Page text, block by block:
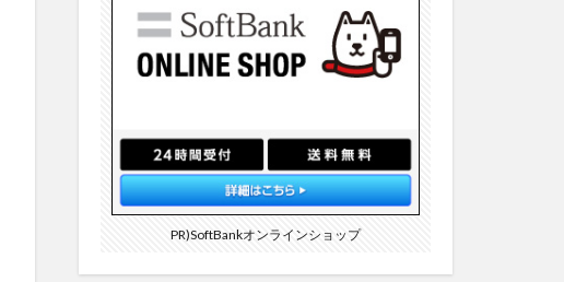
PR)SoftBankオンラインショップ